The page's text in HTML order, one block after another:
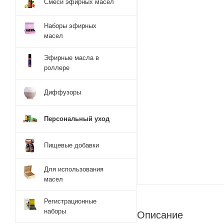
Описание
Смеси эфирных масел
Наборы эфирных
масел
Эфирные масла в
роллере
Диффузоры
Персональный уход
Пищевые добавки
Для использования
масел
Регистрационные
наборы